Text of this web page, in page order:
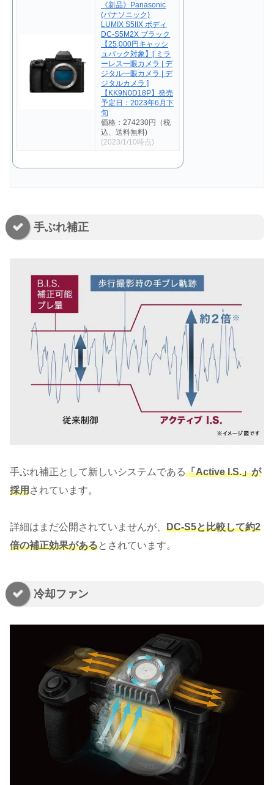
《新品》Panasonic
(パナソニック)
LUMIX S5IIX ボディ
DC-S5M2X ブラック
【25,000円キャッシ
ュバック対象】[ ミラ
ーレス一眼カメラ | デ
ジタル一眼カメラ | デ
ジタルカメラ ]
【KK9N0D18P】発売
予定日：2023年6月下
旬
価格：274230円（税
込、送料無料)
(2023/1/10時点)
手ぶれ補正
手ぶれ補正として新しいシステムである「Active I.S.」が
採用されています。
詳細はまだ公開されていませんが、 DC-S5と比較して約2
倍の補正効果があるとされています。
冷却ファン